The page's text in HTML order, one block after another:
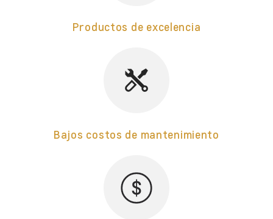
Productos de excelencia
Bajos costos de mantenimiento